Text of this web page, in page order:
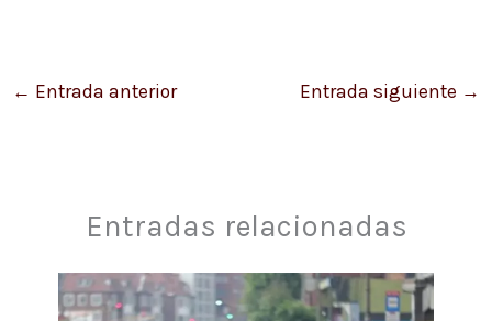
← Entrada anterior Entrada siguiente →
Entradas relacionadas